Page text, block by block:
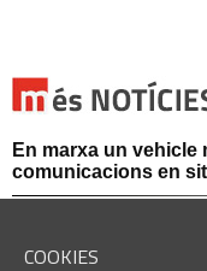
COOKIES
En marxa un
comunicacions en
Afectacions al
l'Avinguda dels
Selves